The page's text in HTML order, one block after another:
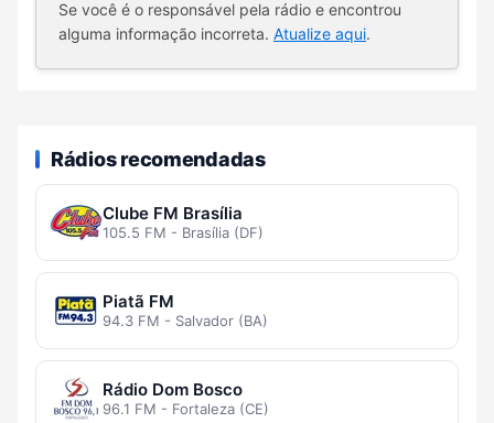
Se você é o responsável pela rádio e encontrou
alguma informação incorreta. Atualize aqui.
Rádios recomendadas
Clube FM Brasília
105.5 FM - Brasília (DF)
Piatã FM
94.3 FM - Salvador (BA)
Rádio Dom Bosco
96.1 FM - Fortaleza (CE)